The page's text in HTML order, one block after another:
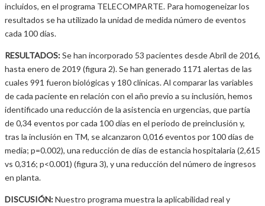
incluidos, en el programa TELECOMPARTE. Para homogeneizar los
resultados se ha utilizado la unidad de medida número de eventos
cada 100 días.
RESULTADOS:Se han incorporado 53 pacientes desde Abril de 2016,
hasta enero de 2019 (figura 2). Se han generado 1171 alertas de las
cuales 991 fueron biológicas y 180 clínicas. Al comparar las variables
de cada paciente en relación con el año previo a su inclusión, hemos
identificado una reducción de la asistencia en urgencias, que partía
de 0,34 eventos por cada 100 días en el periodo de preinclusión y,
tras la inclusión en TM, se alcanzaron 0,016 eventos por 100 días de
media; p=0.002), una reducción de días de estancia hospitalaria (2,615
vs 0,316; p<0.001) (figura 3), y una reducción del número de ingresos
en planta.
DISCUSIÓN:Nuestro programa muestra la aplicabilidad real y